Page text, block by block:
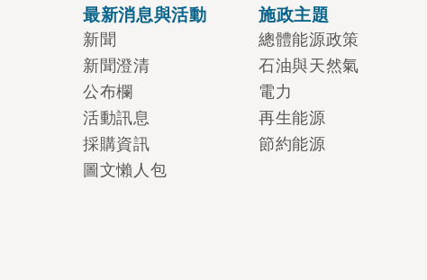
最新消息與活動
新聞
新聞澄清
公布欄
活動訊息
採購資訊
圖文懶人包
施政主題
總體能源政策
石油與天然氣
電力
再生能源
節約能源